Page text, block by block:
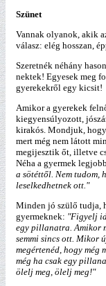
Szünet
Vannak olyanok, akik
válasz: elég hosszan,
Szeretnék néhány
nektek! Egyesek meg
gyerekekről egy kicsit!
Amikor a gyerekek
kiegyensúlyozott,
kirakós. Mondjuk,
mert még nem látott
megijesztik őt, illetve
Néha a gyermek
a sötéttől. Nem tudom,
leselkedhetnek ott."
Minden jó szülő tudja,
gyermeknek: "Figyelj
egy pillanatra. Amikor
semmi sincs ott. Mikor
megértenéd, hogy még
még ha csak egy
ölelj meg, ölelj meg!"